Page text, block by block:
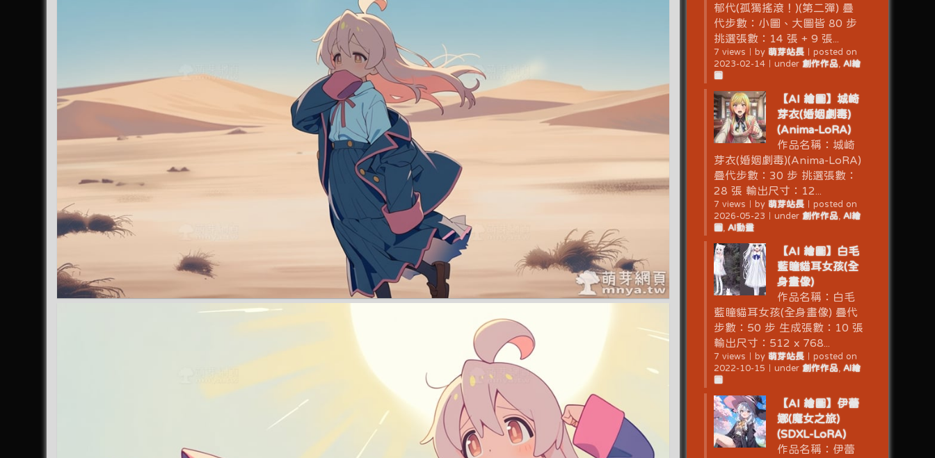
郁代(孤獨搖滾！)(第二彈) 疊
代步數：小圖、大圖皆 80 步
挑選張數：14 張 + 9 張...
7 views by 萌芽站長｜ posted on
2023-02-14｜ under 創作作品, AI繪
圖
【AI 繪圖】城崎
芽衣(婚姻劇毒)
(Anima-LoRA)
作品名稱：城崎
芽衣(婚姻劇毒)(Anima-LoRA)
疊代步數：30 步 挑選張數：
28 張 輸出尺寸：12...
7 views by 萌芽站長｜ posted on
2026-05-23
under 創作作品, AI繪
圖, AI動畫
【AI 繪圖】白毛
藍瞳貓耳女孩(全
身畫像)
作品名稱：白毛
藍瞳貓耳女孩(全身畫像) 疊代
步數：50 步 生成張數：10 張
輸出尺寸：512 x 768...
7 views by 萌芽站長｜ posted on
2022-10-15
under 創作作品, AI繪
圖
【AI 繪圖】伊蕾
娜(魔女之旅)
(SDXL-LoRA)
作品名稱：伊蕾